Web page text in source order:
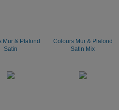
Mur & Plafond
Satin
Colours Mur & Plafond
Satin Mix